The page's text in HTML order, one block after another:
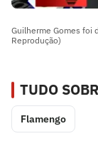
Guilherme Gomes foi
Reprodução)
TUDO
Flamengo